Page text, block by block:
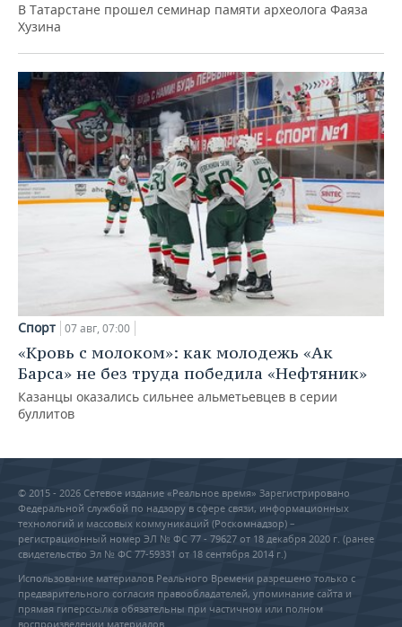
В Татарстане прошел семинар памяти археолога Фаяза
Хузина
Спорт 07 авг, 07:00
«Кровь с молоком»: как молодежь «Ак
Барса» не без труда победила «Нефтяник»
Казанцы оказались сильнее альметьевцев в серии
буллитов
© 2015 - 2026 Сетевое издание «Реальное время» Зарегистрировано
Федеральной службой по надзору в сфере связи, информационных
технологий и массовых коммуникаций (Роскомнадзор) –
регистрационный номер ЭЛ № ФС 77 - 79627 от 18 декабря 2020 г. (ранее
свидетельство Эл № ФС 77-59331 от 18 сентября 2014 г.)
Использование материалов Реального Времени разрешено только с
предварительного согласия правообладателей, упоминание сайта и
прямая гиперссылка обязательны при частичном или полном
воспроизведении материалов.